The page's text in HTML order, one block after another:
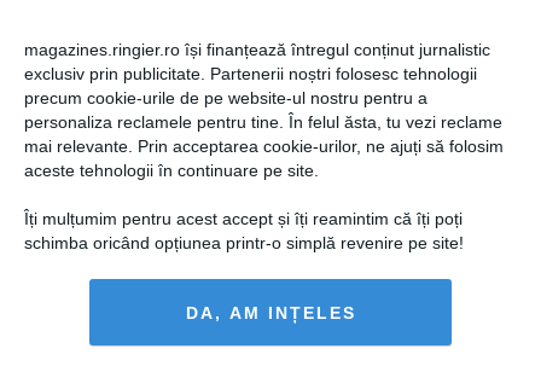
magazines.ringier.ro își finanțează întregul conținut jurnalistic
exclusiv prin publicitate. Partenerii noștri folosesc tehnologii
precum cookie-urile de pe website-ul nostru pentru a
personaliza reclamele pentru tine. În felul ăsta, tu vezi reclame
mai relevante. Prin acceptarea cookie-urilor, ne ajuți să folosim
aceste tehnologii în continuare pe site.
Îți mulțumim pentru acest accept și îți reamintim că îți poți
schimba oricând opțiunea printr-o simplă revenire pe site!
DA, AM INȚELES
ABONEAZĂ-TE
Politica de confidențialitate și
© 2026 Ringier Romania. Toate